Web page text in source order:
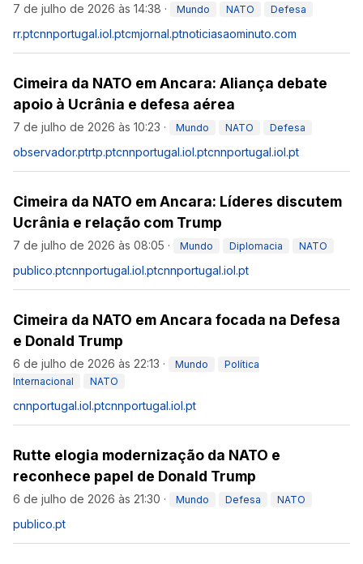
7 de julho de 2026 às 14:38 · Mundo NATO Defesa
rr.ptcnnportugal.iol.ptcmjornal.ptnoticiasaominuto.com
Cimeira da NATO em Ancara: Aliança debate
apoio à Ucrânia e defesa aérea
7 de julho de 2026 às 10:23 · Mundo NATO Defesa
observador.ptrtp.ptcnnportugal.iol.ptcnnportugal.iol.pt
Cimeira da NATO em Ancara: Líderes discutem
Ucrânia e relação com Trump
7 de julho de 2026 às 08:05 · Mundo Diplomacia NATO
publico.ptcnnportugal.iol.ptcnnportugal.iol.pt
Cimeira da NATO em Ancara focada na Defesa
e Donald Trump
6 de julho de 2026 às 22:13 · Mundo
Política
Internacional
NATO
cnnportugal.iol.ptcnnportugal.iol.pt
Rutte elogia modernização da NATO e
reconhece papel de Donald Trump
6 de julho de 2026 às 21:30 · Mundo Defesa NATO
publico.pt